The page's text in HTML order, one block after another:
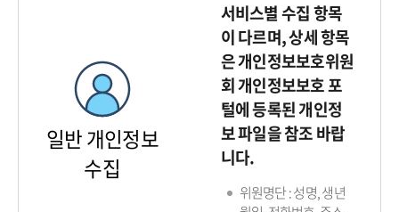
일반 개인정보
수집
서비스별 수집 항목
이 다르며, 상세 항목
은 개인정보보호위원
회 개인정보보호 포
털에 등록된 개인정
보 파일을 참조 바랍
니다.
위원명단 : 성명, 생년